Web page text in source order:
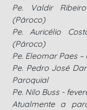
Pe. Valdir
(Pároco)
Pe. Auricélio
(Pároco)
Pe. Eleomar Paes
Pe. Pedro José
Paroquial
Pe. Nilo Buss -
Atualmente a